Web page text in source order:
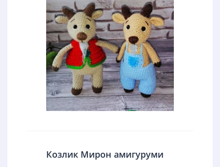
Козлик Мирон амигуруми